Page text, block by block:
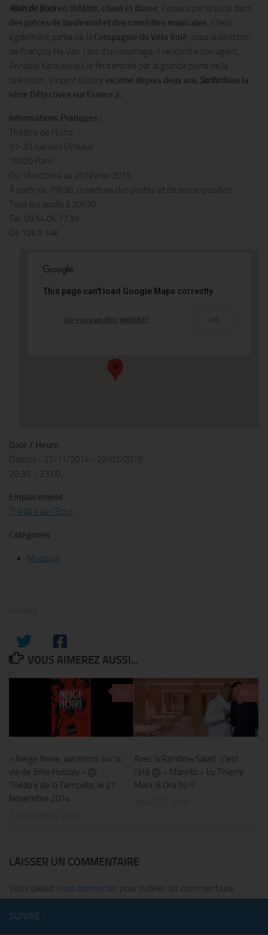
Alain de Bock en théâtre, chant et danse, il jouera par la suite dans
des pièces de boulevard et des comédies musicales. Il fera
également partie de la Compagnie du Vélo Volé, sous la direction
de François Ha Van. Lors d’un tournage, il rencontre son agent,
Annabel Karouby qui le fera entrée par la grande porte de la
télévision. Vincent Escure incarne depuis deux ans Santodans la
série Détectives sur France 2.
Informations Pratiques :
Théâtre de l’Echo
31-33 rue des Orteaux
75020 Paris
Du 16 octobre au 20 février 2015
À partir de 19h30, ouverture des portes et de son exposition
Tous les jeudis à 20h30
Tel: 09.54.06.77.39
De 12€ à 14€
This page can't load Google Maps correctly.
Do you own this website? OK
Date / Heure
Date(s) - 27/11/2014 - 20/02/2015
20.30. - 23.00.
Emplacement
Théâtre de l'Echo
Catégories
Musique
VOUS AIMEREZ AUSSI...
« Neige Noire, variations sur la
vie de Billie Holiday » @
Théâtre de la Tempête, le 27
Novembre 2014
Avec la Rainbow Salad : c’est
l’été @ « Marxito » by Thierry
Marx & Ora Ïto !!
LAISSER UN COMMENTAIRE
Vous devez vous connecter pour publier un commentaire.
SUIVRE :